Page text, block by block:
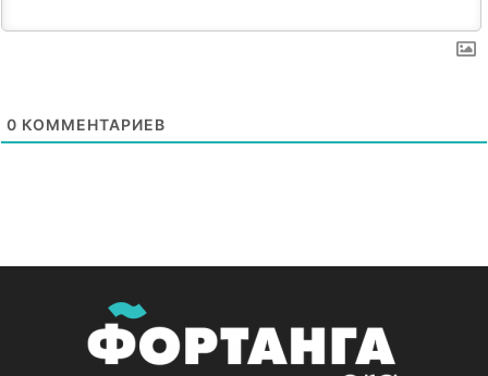
0 КОММЕНТАРИЕВ